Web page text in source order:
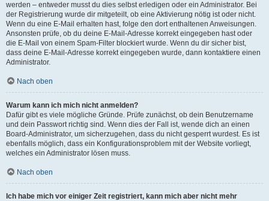
werden – entweder musst du dies selbst erledigen oder ein Administrator. Bei
der Registrierung wurde dir mitgeteilt, ob eine Aktivierung nötig ist oder nicht.
Wenn du eine E-Mail erhalten hast, folge den dort enthaltenen Anweisungen.
Ansonsten prüfe, ob du deine E-Mail-Adresse korrekt eingegeben hast oder
die E-Mail von einem Spam-Filter blockiert wurde. Wenn du dir sicher bist,
dass deine E-Mail-Adresse korrekt eingegeben wurde, dann kontaktiere einen
Administrator.
Nach oben
Warum kann ich mich nicht anmelden?
Dafür gibt es viele mögliche Gründe. Prüfe zunächst, ob dein Benutzername
und dein Passwort richtig sind. Wenn dies der Fall ist, wende dich an einen
Board-Administrator, um sicherzugehen, dass du nicht gesperrt wurdest. Es ist
ebenfalls möglich, dass ein Konfigurationsproblem mit der Website vorliegt,
welches ein Administrator lösen muss.
Nach oben
Ich habe mich vor einiger Zeit registriert, kann mich aber nicht mehr